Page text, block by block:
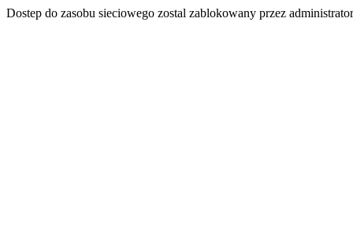
Dostep do zasobu sieciowego zostal zablokowany przez